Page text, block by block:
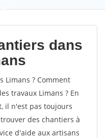
56
dans
Limans ? Comment
travaux Limans ? En
il n'est pas toujours
des chantiers à
d'aide aux artisans